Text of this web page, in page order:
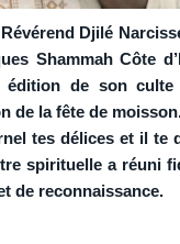
Djilé
Shammah Côte
de son culte
de la fête de
tes délices et il te
spirituelle a réuni
de reconnaissance.